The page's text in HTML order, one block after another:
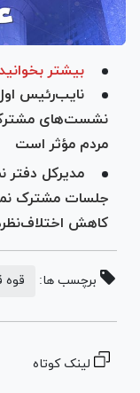
بیشتر
نشست‌های مشترک
مردم مؤثر است
مدیرکل دفتر
جلسات مشترک
کاهش
برچسب ها: قوه
لینک کوتاه